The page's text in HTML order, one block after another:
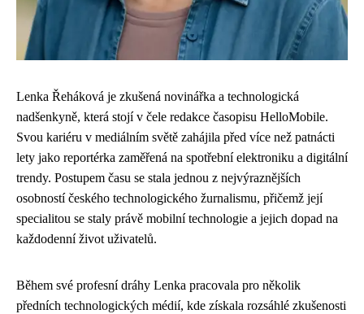
Lenka Řeháková je zkušená novinářka a technologická
nadšenkyně, která stojí v čele redakce časopisu HelloMobile.
Svou kariéru v mediálním světě zahájila před více než patnácti
lety jako reportérka zaměřená na spotřební elektroniku a digitální
trendy. Postupem času se stala jednou z nejvýraznějších
osobností českého technologického žurnalismu, přičemž její
specialitou se staly právě mobilní technologie a jejich dopad na
každodenní život uživatelů.
Během své profesní dráhy Lenka pracovala pro několik
předních technologických médií, kde získala rozsáhlé zkušenosti